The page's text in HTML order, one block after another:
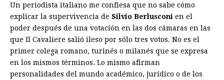
Un periodista italiano me confiesa que no sabe cómo
explicar la supervivencia de Silvio Berlusconi en el
poder después de una votación en las dos cámaras en las
que Il Cavaliere salió ileso por sólo tres votos. No es el
primer colega romano, turinés o milanés que se expresa
en los mismos términos. Lo mismo afirman
personalidades del mundo académico, jurídico o de los